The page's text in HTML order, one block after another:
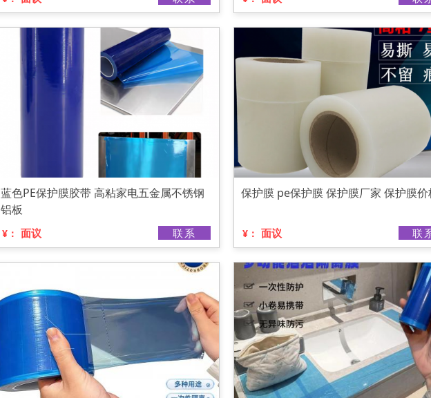
蓝色PE保护膜胶带 高粘家电五金属不锈钢
铝板
¥： 面议 联系
保护膜 pe保护膜 保护膜厂家 保护膜价
¥： 面议 联